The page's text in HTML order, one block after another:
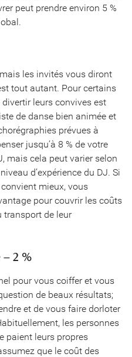
peut prendre environ 5 %
les invités vous diront
tout autant. Pour certains
leurs convives est
de danse bien animée et
prévues à
jusqu’à 8 % de votre
mais cela peut varier selon
d’expérience du DJ. Si
mieux, vous
pour couvrir les coûts
transport de leur
2 %
pour vous coiffer et vous
de beaux résultats;
et de vous faire dorloter
les personnes
paient leurs propres
que le coût des